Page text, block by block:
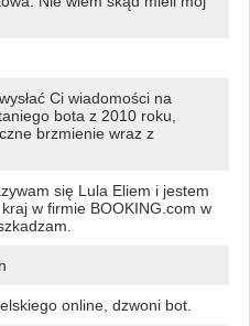
Ci wiadomości na
bota z 2010 roku,
brzmienie wraz z
się Lula Eliem i jestem
w firmie BOOKING.com w
online, dzwoni bot.